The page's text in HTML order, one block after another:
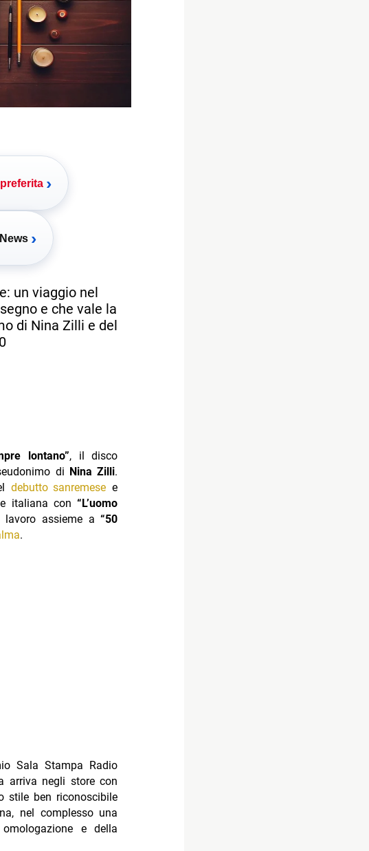
›
›
un viaggio nel
e che vale la
di Nina Zilli e del
lontano”, il disco
di Nina Zilli.
debutto sanremese e
italiana con“L’uomo
lavoro assieme a“50
.
Sala Stampa Radio
arriva negli store con
stile ben riconoscibile
nel complesso una
e della